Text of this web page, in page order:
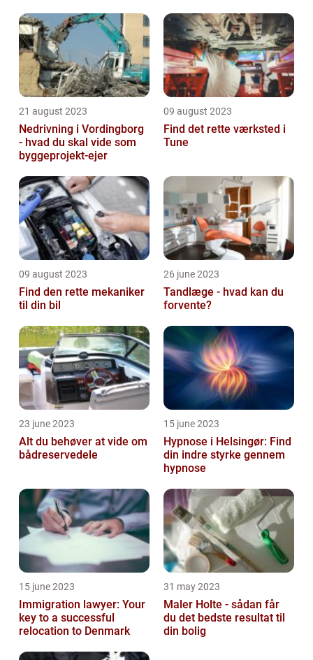
21 august 2023
Nedrivning i Vordingborg
- hvad du skal vide som
byggeprojekt-ejer
09 august 2023
Find det rette værksted i
Tune
09 august 2023
Find den rette mekaniker
til din bil
26 june 2023
Tandlæge - hvad kan du
forvente?
23 june 2023
Alt du behøver at vide om
bådreservedele
15 june 2023
Hypnose i Helsingør: Find
din indre styrke gennem
hypnose
15 june 2023
Immigration lawyer: Your
key to a successful
relocation to Denmark
31 may 2023
Maler Holte - sådan får
du det bedste resultat til
din bolig